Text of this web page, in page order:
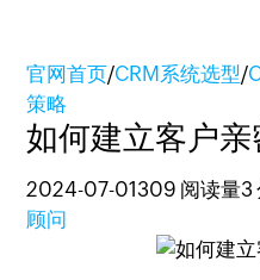
官网首页/CRM系统选型/
策略
如何建立客户亲
2024-07-01 309 阅读量3
顾问